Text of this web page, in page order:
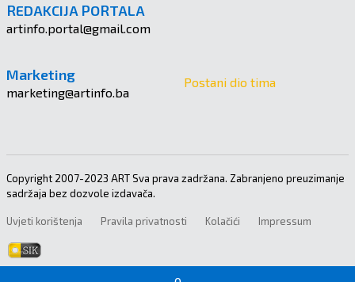
REDAKCIJA PORTALA
artinfo.portal@gmail.com
Marketing
marketing@artinfo.ba
Postani dio tima
Copyright 2007-2023 ART Sva prava zadržana. Zabranjeno preuzimanje
sadržaja bez dozvole izdavača.
Uvjeti korištenja Pravila privatnosti Kolačići Impressum